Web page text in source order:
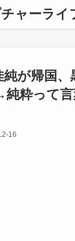
ャーライ
が帰国、
純粋って言
16